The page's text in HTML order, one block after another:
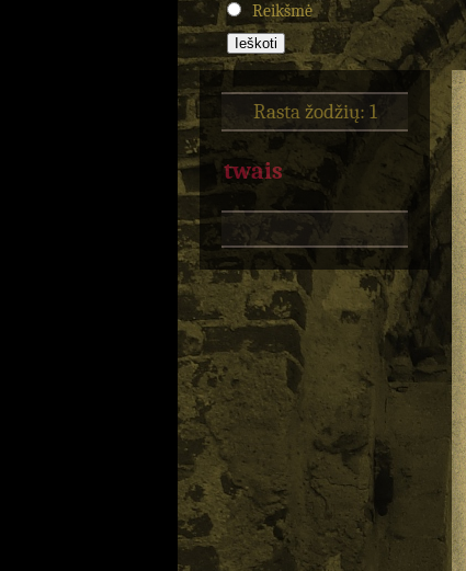
Reikšmė
Rasta žodžių: 1
twais